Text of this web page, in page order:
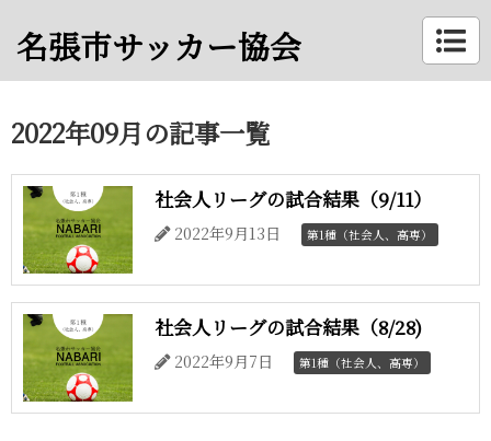
名張市サッカー協会
2022年09月の記事一覧
社会人リーグの試合結果（9/11）
2022年9月13日 第1種（社会人、高専）
社会人リーグの試合結果（8/28)
2022年9月7日 第1種（社会人、高専）